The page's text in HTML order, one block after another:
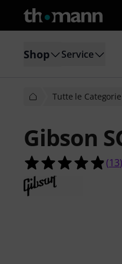
Shop Service
Tutte le Categorie
Gibson
4.8
(13)